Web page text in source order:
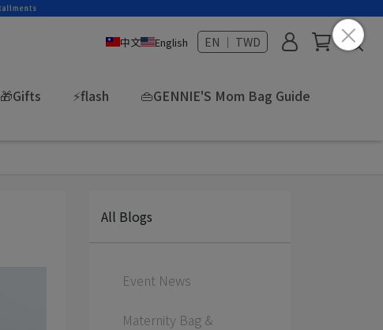
中文 English EN ｜ TWD
🎁Gifts ⚡flash
👜GENNIE'S Mom Bag Guide
All Blogs
Event News
Maternity Bag &